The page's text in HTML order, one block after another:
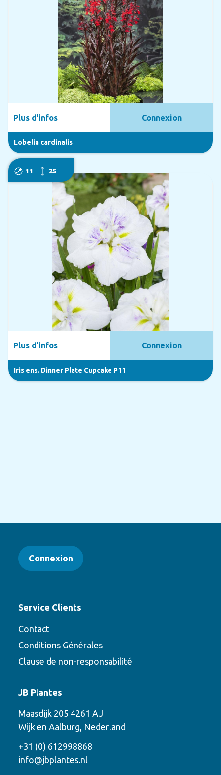
Lobelia cardinalis
Plus d'infos Connexion
11 25
Iris ens. Dinner Plate Cupcake P11
Plus d'infos Connexion
options suivantes
Connexion
Service Clients
Contact
Conditions Générales
Clause de non-responsabilité
JB Plantes
Maasdijk 205 4261 AJ
Wijk en Aalburg, Nederland
+31 (0) 612998868
info@jbplantes.nl